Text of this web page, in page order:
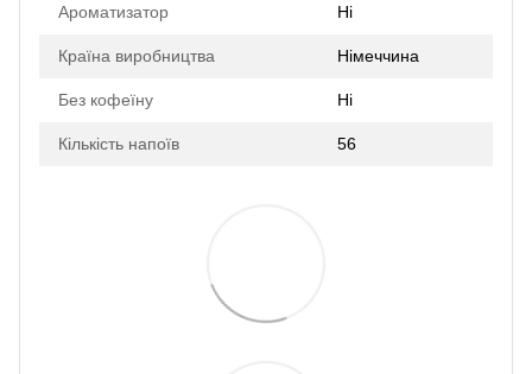
Ароматизатор Ні
Країна виробництва Німеччина
Без кофеїну Ні
Кількість напоїв 56